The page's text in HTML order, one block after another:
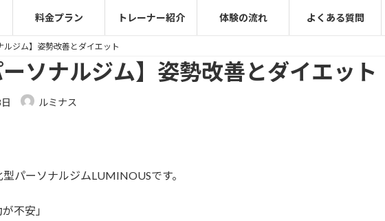
料金プラン トレーナー紹介 体験の流れ よくある質問
ルジム】姿勢改善とダイエット
ーソナルジム】姿勢改善とダイエット
ルミナス
パーソナルジムLUMINOUSです。
不安」